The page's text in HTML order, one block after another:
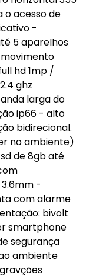
o acesso de
-
5 aparelhos
hd 1mp /
ghz
larga do
ip66 - alto
bidirecional.
no ambiente)
de 8gb até
-
com alarme
bivolt
smartphone
segurança
ambiente